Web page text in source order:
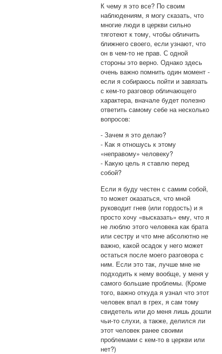
К чему я это все? По своим
наблюдениям, я могу сказать, что
многие люди в церкви сильно
тяготеют к тому, чтобы обличить
ближнего своего, если узнают, что
он в чем-то не прав. С одной
стороны это верно. Однако здесь
очень важно помнить один момент -
если я собираюсь пойти и завязать
с кем-то разговор обличающего
характера, вначале будет полезно
ответить самому себе на несколько
вопросов:
⁃ Зачем я это делаю?
⁃ Как я отношусь к этому
«неправому» человеку?
⁃ Какую цель я ставлю перед
собой?
Если я буду честен с самим собой,
то может оказаться, что мной
руководит гнев (или гордость) и я
просто хочу «высказать» ему, что я
не люблю этого человека как брата
или сестру и что мне абсолютно не
важно, какой осадок у него может
остаться после моего разговора с
ним. Если это так, лучше мне не
подходить к нему вообще, у меня у
самого большие проблемы. (Кроме
того, важно откуда я узнал что этот
человек впал в грех, я сам тому
свидетель или до меня лишь дошли
чьи-то слухи, а также, делился ли
этот человек ранее своими
проблемами с кем-то в церкви или
нет?)